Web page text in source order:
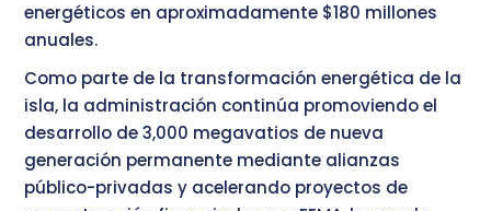
energéticos en aproximadamente $180 millones
anuales.
Como parte de la transformación energética de la
isla, la administración continúa promoviendo el
desarrollo de 3,000 megavatios de nueva
generación permanente mediante alianzas
público-privadas y acelerando proyectos de